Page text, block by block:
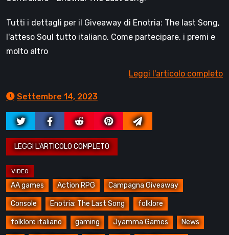
Tutti i dettagli per il Giveaway di Enotria: The last Song,
l'atteso Soul tutto italiano. Come partecipare, i premi e
molto altro
Leggi l'articolo completo
Settembre 14, 2023
AA games Action RPG Campagna Giveaway
Console Enotria: The Last Song folklore
folklore italiano gaming Jyamma Games News